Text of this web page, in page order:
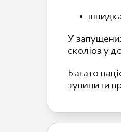
У
сколіоз у
Багато
зупинити